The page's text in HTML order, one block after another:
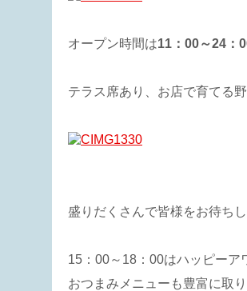
オープン時間は11：00～24：
テラス席あり、お店で育てる
盛りだくさんで皆様をお待ちし
15：00～18：00はハッピーア
おつまみメニューも豊富に取